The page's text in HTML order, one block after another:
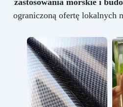
zastosowania morskie i
ograniczoną ofertę lokalnych